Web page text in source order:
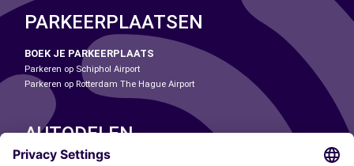
PARKEERPLAATSEN
BOEK JE PARKEERPLAATS
Parkeren op Schiphol Airport
Parkeren op Rotterdam The Hague Airport
AUTODELEN